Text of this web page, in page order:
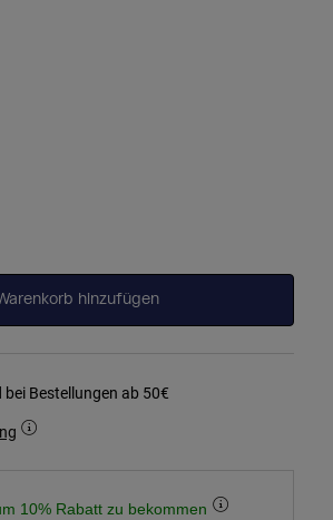
hinzufügen
Bestellungen ab 50€
10% Rabatt zu bekommen